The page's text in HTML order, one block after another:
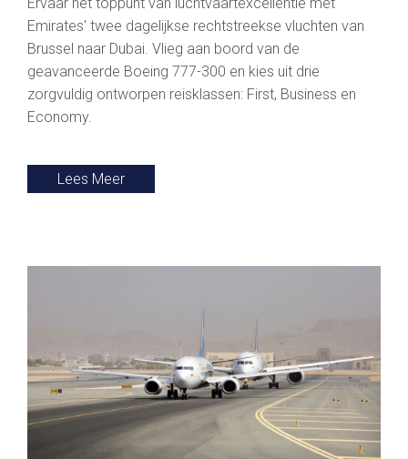
Ervaar het toppunt van luchtvaartexcellentie met
Emirates' twee dagelijkse rechtstreekse vluchten van
Brussel naar Dubai. Vlieg aan boord van de
geavanceerde Boeing 777-300 en kies uit drie
zorgvuldig ontworpen reisklassen: First, Business en
Economy.
Lees Meer